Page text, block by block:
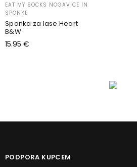
EAT MY SOCKS NOGAVICE IN
SPONKE
Sponka za lase Heart
B&W
15.95 €
PODPORA KUPCEM